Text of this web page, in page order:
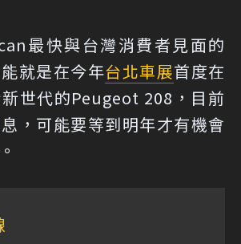
最快與台灣消費者見面的
就是在今年台北車展首度在
世代的Peugeot 208，目前
，可能要等到明年才有機會